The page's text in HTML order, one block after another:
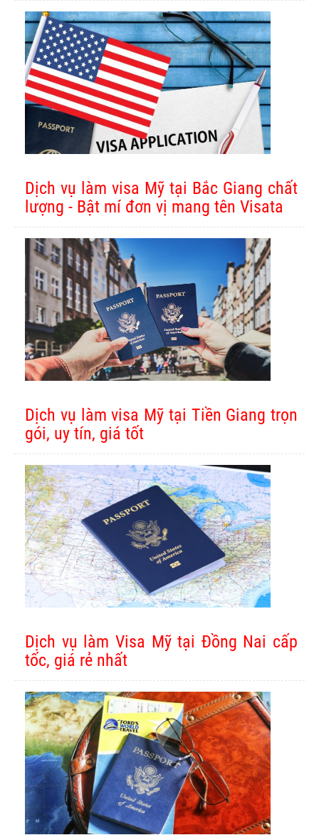
Dịch vụ làm visa Mỹ tại Bắc Giang chất
lượng - Bật mí đơn vị mang tên Visata
Dịch vụ làm visa Mỹ tại Tiền Giang trọn
gói, uy tín, giá tốt
Dịch vụ làm Visa Mỹ tại Đồng Nai cấp
tốc, giá rẻ nhất